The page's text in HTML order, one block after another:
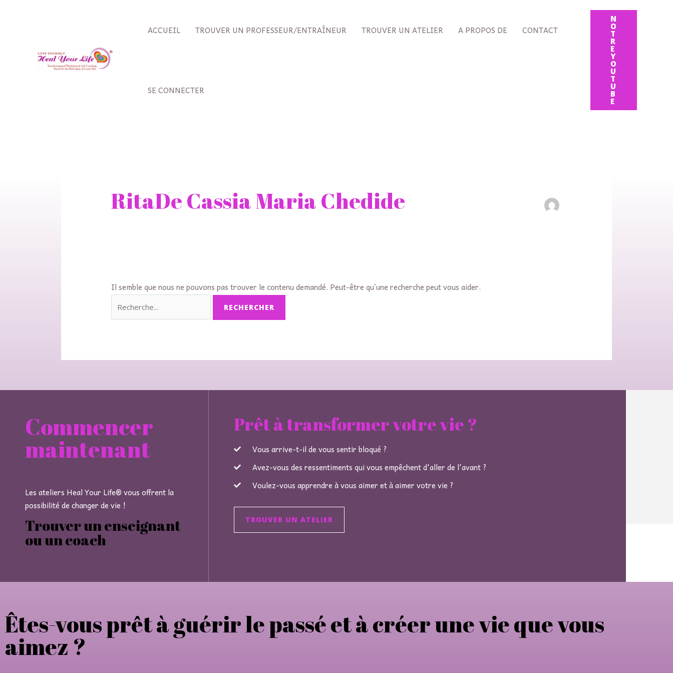
ACCUEIL TROUVER UN PROFESSEUR/ENTRAÎNEUR TROUVER UN ATELIER A PROPOS DE CONTACT
SE CONNECTER
N
O
T
R
E
Y
O
U
T
U
B
E
RitaDe Cassia Maria Chedide
Il semble que nous ne pouvons pas trouver le contenu demandé. Peut-être qu’une recherche peut vous aider.
Commencer
maintenant
Les ateliers Heal Your Life® vous offrent la
possibilité de changer de vie !
Trouver un enseignant
ou un coach
Prêt à transformer votre vie ?
Vous arrive-t-il de vous sentir bloqué ?
Avez-vous des ressentiments qui vous empêchent d'aller de l'avant ?
Voulez-vous apprendre à vous aimer et à aimer votre vie ?
TROUVER UN ATELIER
Êtes-vous prêt à guérir le passé et à créer une vie que vous
aimez ?